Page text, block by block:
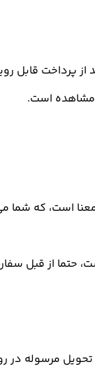
از پرداخت قابل
مشاهده است.
است، که شما
از قبل
صورت تحویل